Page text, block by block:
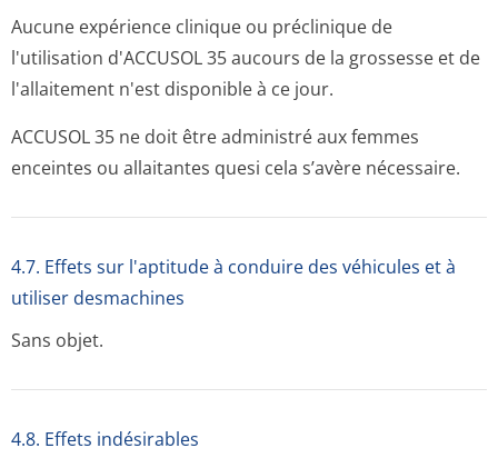
Aucune expérience clinique ou préclinique de
l'utilisation d'ACCUSOL 35 aucours de la grossesse et de
l'allaitement n'est disponible à ce jour.
ACCUSOL 35 ne doit être administré aux femmes
enceintes ou allaitantes quesi cela s’avère nécessaire.
4.7. Effets sur l'aptitude à conduire des véhicules et à
utiliser desmachines
Sans objet.
4.8. Effets indésirables